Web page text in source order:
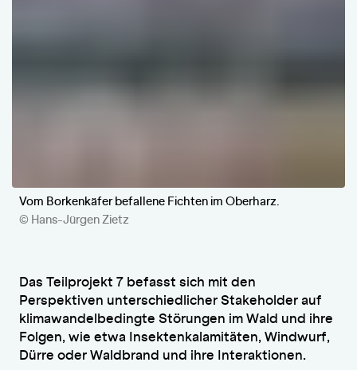
Vom Borkenkäfer befallene Fichten im Oberharz.
© Hans-Jürgen Zietz
Das Teilprojekt 7 befasst sich mit den
Perspektiven unterschiedlicher Stakeholder auf
klimawandelbedingte Störungen im Wald und ihre
Folgen, wie etwa Insektenkalamitäten, Windwurf,
Dürre oder Waldbrand und ihre Interaktionen.